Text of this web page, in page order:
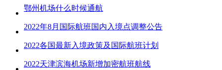
鄂州机场什么时候通航
2022年8月国际航班国内入境点调整公告
2022各国最新入境政策及国际航班计划
2022天津滨海机场新增加密航班航线